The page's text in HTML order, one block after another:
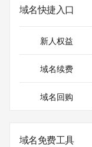
域名快捷入口
新人权益
域名续费
域名回购
域名免费工具